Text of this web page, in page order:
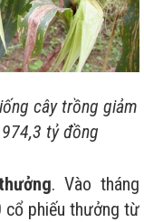
cây trồng giảm
tỷ đồng
. Vào tháng
cổ phiếu thưởng từ